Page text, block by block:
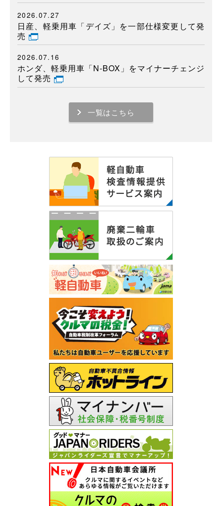
2026.07.27
日産、軽乗用車「デイズ」を一部仕様変更して発
売
2026.07.16
ホンダ、軽乗用車「N-BOX」をマイナーチェンジ
して発売
一覧はこちら